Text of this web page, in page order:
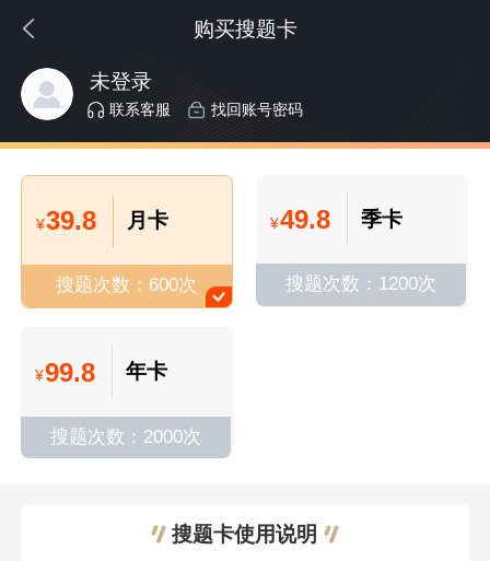
购买搜题卡
未登录
联系客服 找回账号密码
¥39.8 月卡
搜题次数：600次
¥49.8 季卡
搜题次数：1200次
¥99.8 年卡
搜题次数：2000次
搜题卡使用说明